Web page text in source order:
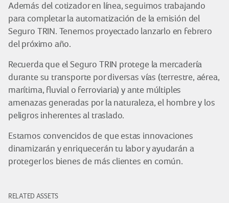
Además del cotizador en línea, seguimos trabajando
para completar la automatización de la emisión del
Seguro TRIN. Tenemos proyectado lanzarlo en febrero
del próximo año.
Recuerda que el Seguro TRIN protege la mercadería
durante su transporte por diversas vías (terrestre, aérea,
marítima, fluvial o ferroviaria) y ante múltiples
amenazas generadas por la naturaleza, el hombre y los
peligros inherentes al traslado.
Estamos convencidos de que estas innovaciones
dinamizarán y enriquecerán tu labor y ayudarán a
proteger los bienes de más clientes en común.
RELATED ASSETS